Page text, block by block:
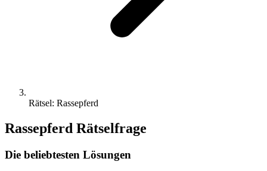
Rätsel: Rassepferd
Rassepferd Rätselfrage
Die beliebtesten Lösungen